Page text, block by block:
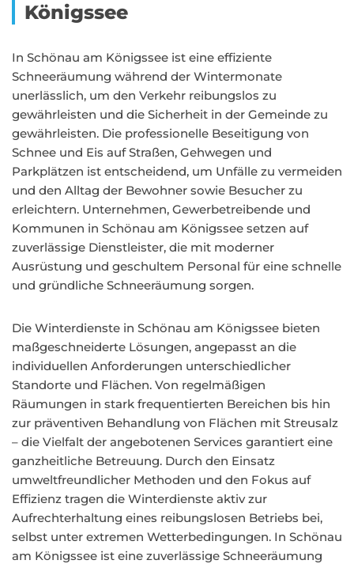
Königssee
In Schönau am Königssee ist eine effiziente
Schneeräumung während der Wintermonate
unerlässlich, um den Verkehr reibungslos zu
gewährleisten und die Sicherheit in der Gemeinde zu
gewährleisten. Die professionelle Beseitigung von
Schnee und Eis auf Straßen, Gehwegen und
Parkplätzen ist entscheidend, um Unfälle zu vermeiden
und den Alltag der Bewohner sowie Besucher zu
erleichtern. Unternehmen, Gewerbetreibende und
Kommunen in Schönau am Königssee setzen auf
zuverlässige Dienstleister, die mit moderner
Ausrüstung und geschultem Personal für eine schnelle
und gründliche Schneeräumung sorgen.
Die Winterdienste in Schönau am Königssee bieten
maßgeschneiderte Lösungen, angepasst an die
individuellen Anforderungen unterschiedlicher
Standorte und Flächen. Von regelmäßigen
Räumungen in stark frequentierten Bereichen bis hin
zur präventiven Behandlung von Flächen mit Streusalz
– die Vielfalt der angebotenen Services garantiert eine
ganzheitliche Betreuung. Durch den Einsatz
umweltfreundlicher Methoden und den Fokus auf
Effizienz tragen die Winterdienste aktiv zur
Aufrechterhaltung eines reibungslosen Betriebs bei,
selbst unter extremen Wetterbedingungen. In Schönau
am Königssee ist eine zuverlässige Schneeräumung